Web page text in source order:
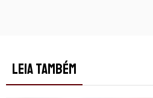
LEIA TAMBÉM